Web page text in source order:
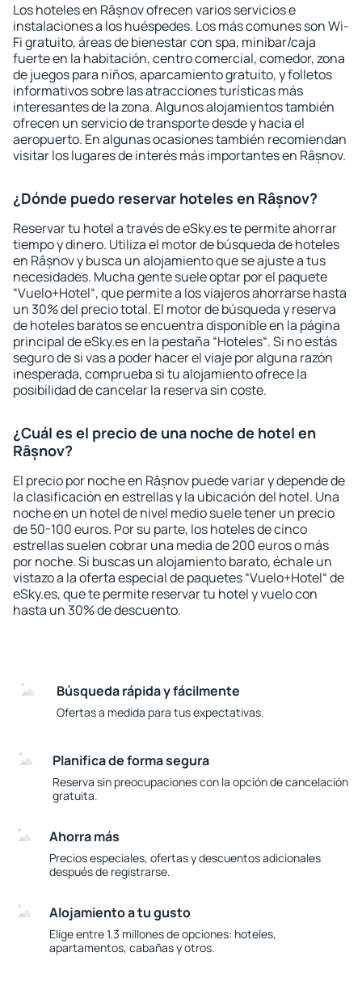
Los hoteles en Râșnov ofrecen varios servicios e
instalaciones a los huéspedes. Los más comunes son Wi-
Fi gratuito, áreas de bienestar con spa, minibar/caja
fuerte en la habitación, centro comercial, comedor, zona
de juegos para niños, aparcamiento gratuito, y folletos
informativos sobre las atracciones turísticas más
interesantes de la zona. Algunos alojamientos también
ofrecen un servicio de transporte desde y hacia el
aeropuerto. En algunas ocasiones también recomiendan
visitar los lugares de interés más importantes en Râșnov.
¿Dónde puedo reservar hoteles en Râșnov?
Reservar tu hotel a través de eSky.es te permite ahorrar
tiempo y dinero. Utiliza el motor de búsqueda de hoteles
en Râșnov y busca un alojamiento que se ajuste a tus
necesidades. Mucha gente suele optar por el paquete
“Vuelo+Hotel“, que permite a los viajeros ahorrarse hasta
un 30% del precio total. El motor de búsqueda y reserva
de hoteles baratos se encuentra disponible en la página
principal de eSky.es en la pestaña “Hoteles“. Si no estás
seguro de si vas a poder hacer el viaje por alguna razón
inesperada, comprueba si tu alojamiento ofrece la
posibilidad de cancelar la reserva sin coste.
¿Cuál es el precio de una noche de hotel en
Râșnov?
El precio por noche en Râșnov puede variar y depende de
la clasificación en estrellas y la ubicación del hotel. Una
noche en un hotel de nivel medio suele tener un precio
de 50-100 euros. Por su parte, los hoteles de cinco
estrellas suelen cobrar una media de 200 euros o más
por noche. Si buscas un alojamiento barato, échale un
vistazo a la oferta especial de paquetes “Vuelo+Hotel“ de
eSky.es, que te permite reservar tu hotel y vuelo con
hasta un 30% de descuento.
Búsqueda rápida y fácilmente
Ofertas a medida para tus expectativas.
Planifica de forma segura
Reserva sin preocupaciones con la opción de cancelación
gratuita.
Ahorra más
Precios especiales, ofertas y descuentos adicionales
después de registrarse.
Alojamiento a tu gusto
Elige entre 1.3 millones de opciones: hoteles,
apartamentos, cabañas y otros.